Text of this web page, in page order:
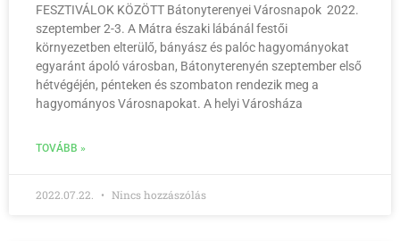
FESZTIVÁLOK KÖZÖTT Bátonyterenyei Városnapok 2022.
szeptember 2-3. A Mátra északi lábánál festői
környezetben elterülő, bányász és palóc hagyományokat
egyaránt ápoló városban, Bátonyterenyén szeptember első
hétvégéjén, pénteken és szombaton rendezik meg a
hagyományos Városnapokat. A helyi Városháza
TOVÁBB »
2022.07.22. Nincs hozzászólás